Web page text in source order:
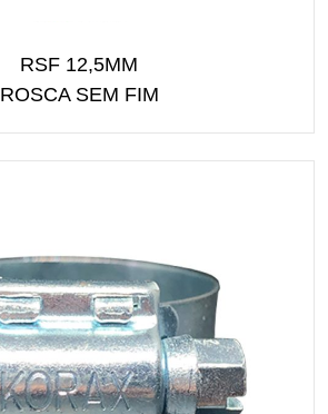
RSF 12,5MM
ROSCA SEM FIM